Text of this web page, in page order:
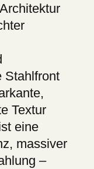
Stahlfront
Textur
eine
massiver
–